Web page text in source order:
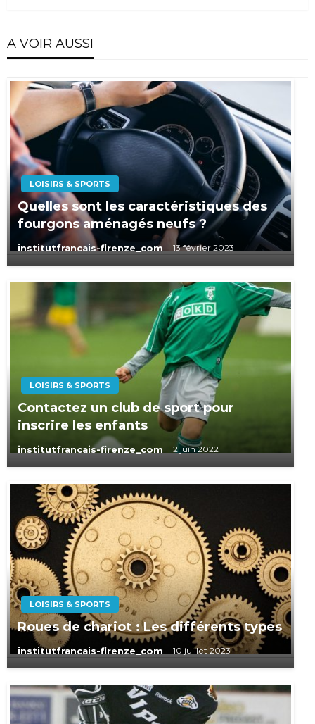
A VOIR AUSSI
LOISIRS & SPORTS
Quelles sont les caractéristiques des
fourgons aménagés neufs ?
institutfrancais-firenze_com 13 février 2023
LOISIRS & SPORTS
Contactez un club de sport pour
inscrire les enfants
institutfrancais-firenze_com 2 juin 2022
LOISIRS & SPORTS
Roues de chariot : Les différents types
institutfrancais-firenze_com 10 juillet 2023